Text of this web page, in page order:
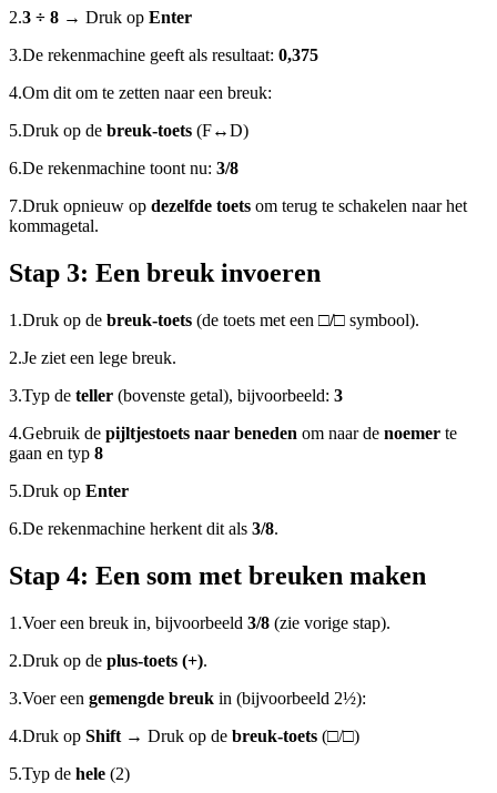
2.3 ÷ 8 → Druk op Enter
3.De rekenmachine geeft als resultaat: 0,375
4.Om dit om te zetten naar een breuk:
5.Druk op de breuk-toets (F↔D)
6.De rekenmachine toont nu: 3/8
7.Druk opnieuw op dezelfde toets om terug te schakelen naar het
kommagetal.
Stap 3: Een breuk invoeren
1.Druk op de breuk-toets (de toets met een □/□ symbool).
2.Je ziet een lege breuk.
3.Typ de teller (bovenste getal), bijvoorbeeld: 3
4.Gebruik de pijltjestoets naar beneden om naar de noemer te
gaan en typ 8
5.Druk op Enter
6.De rekenmachine herkent dit als 3/8.
Stap 4: Een som met breuken maken
1.Voer een breuk in, bijvoorbeeld 3/8 (zie vorige stap).
2.Druk op de plus-toets (+).
3.Voer een gemengde breuk in (bijvoorbeeld 2½):
4.Druk op Shift → Druk op de breuk-toets (□/□)
5.Typ de hele (2)